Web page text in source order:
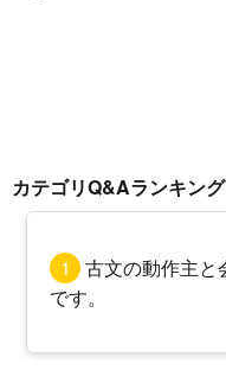
カテゴリQ&Aランキング
1
古文の動作主と会話主の意味が分からない
です。